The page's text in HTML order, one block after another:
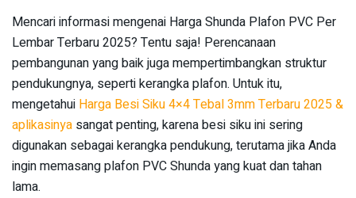
Mencari informasi mengenai Harga Shunda Plafon PVC Per
Lembar Terbaru 2025? Tentu saja! Perencanaan
pembangunan yang baik juga mempertimbangkan struktur
pendukungnya, seperti kerangka plafon. Untuk itu,
mengetahui Harga Besi Siku 4×4 Tebal 3mm Terbaru 2025 &
aplikasinya sangat penting, karena besi siku ini sering
digunakan sebagai kerangka pendukung, terutama jika Anda
ingin memasang plafon PVC Shunda yang kuat dan tahan
lama.